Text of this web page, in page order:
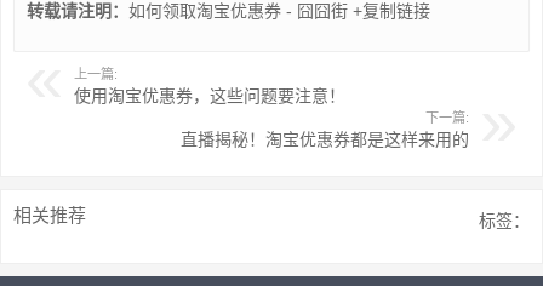
转载请注明： 如何领取淘宝优惠券 - 囧囧街 +复制链接
上一篇:
使用淘宝优惠券，这些问题要注意！
下一篇:
直播揭秘！淘宝优惠券都是这样来用的
相关推荐 标签：